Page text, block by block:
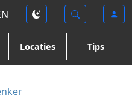
Locaties Tips